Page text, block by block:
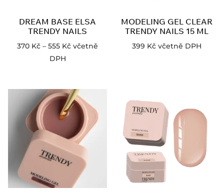
DREAM BASE ELSA
TRENDY NAILS
370 Kč – 555 Kč včetně
DPH
MODELING GEL CLEAR
TRENDY NAILS 15 ML
399 Kč včetně DPH